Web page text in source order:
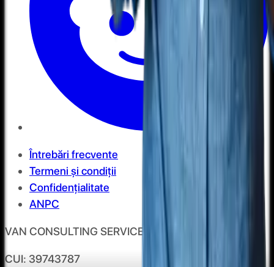
Întrebări frecvente
Termeni și condiții
Confidențialitate
ANPC
VAN CONSULTING SERVICES S.R.L.
CUI: 39743787